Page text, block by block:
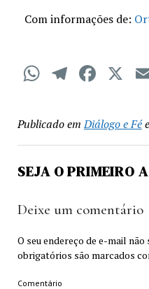
Com informações de:
WhatsApp
X
Publicado em Diálogo e Fé
SEJA O PRIMEIRO
Deixe um comentário
O seu endereço de e-mail
obrigatórios são marcados
Comentário